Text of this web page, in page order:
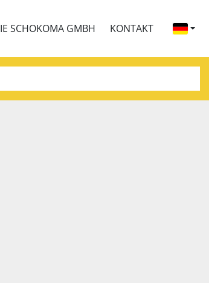
DIE SCHOKOMA GMBH KONTAKT